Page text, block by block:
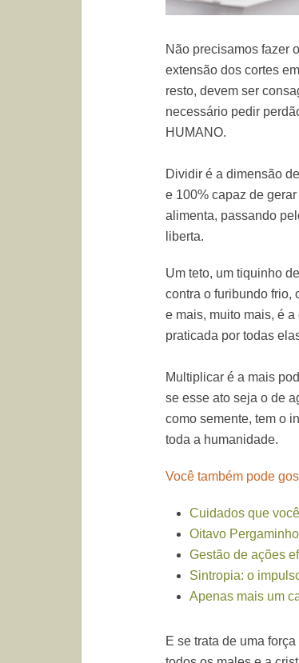
Não precisamos fazer
extensão dos cortes
resto, devem ser
necessário pedir
HUMANO.
Dividir é a dimensão
e 100% capaz de
alimenta, passando
liberta.
Um teto, um tiquinho
contra o furibundo frio,
e mais, muito mais, é
praticada por todas
Multiplicar é a mais
se esse ato seja o de
como semente, tem o
toda a humanidade.
Você também pode
Cuidados que
Oitavo
Gestão de ações
Sintropia: o
Apenas mais um
E se trata de uma